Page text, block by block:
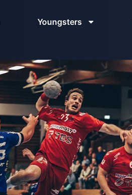
Youngsters